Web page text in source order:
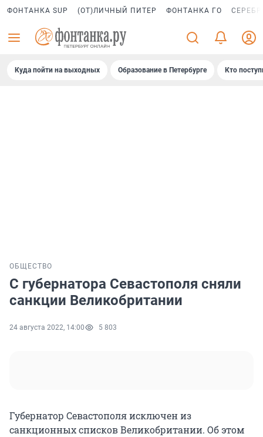
ФОНТАНКА SUP (ОТ)ЛИЧНЫЙ ПИТЕР ФОНТАНКА ГО
Куда пойти на выходных Образование в Петербурге Кто
ОБЩЕСТВО
С губернатора Севастополя сняли
санкции Великобритании
24 августа 2022, 14:00 5 803
Губернатор Севастополя исключен из
санкционных списков Великобритании. Об этом